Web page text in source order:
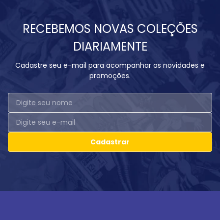
RECEBEMOS NOVAS COLEÇÕES
DIARIAMENTE
Cadastre seu e-mail para acompanhar as novidades e
promoções.
Cadastrar